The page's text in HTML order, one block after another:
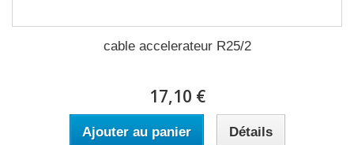
cable accelerateur R25/2
17,10 €
Ajouter au panier Détails